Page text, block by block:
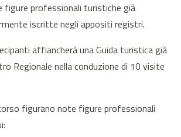
figure professionali turistiche già
iscritte negli appositi registri.
affiancherà una Guida turistica già
Regionale nella conduzione di 10 visite
figurano note figure professionali